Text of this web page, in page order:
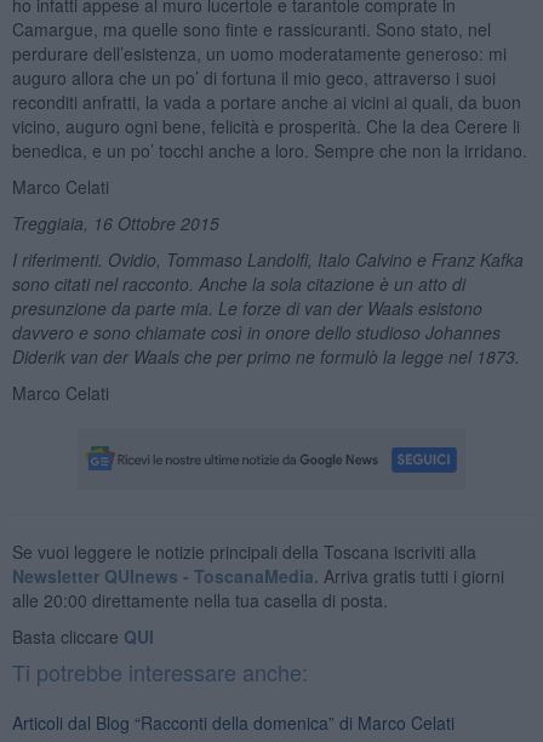
Camargue, ma quelle sono finte e rassicuranti. Sono stato, nel
perdurare dell’esistenza, un uomo moderatamente generoso: mi
auguro allora che un po’ di fortuna il mio geco, attraverso i suoi
reconditi anfratti, la vada a portare anche ai vicini ai quali, da buon
vicino, auguro ogni bene, felicità e prosperità. Che la dea Cerere li
benedica, e un po’ tocchi anche a loro. Sempre che non la irridano.
Marco Celati
Treggiaia, 16 Ottobre 2015
I riferimenti. Ovidio, Tommaso Landolfi, Italo Calvino e Franz Kafka
sono citati nel racconto. Anche la sola citazione è un atto di
presunzione da parte mia. Le forze di van der Waals esistono
davvero e sono chiamate così in onore dello studioso Johannes
Diderik van der Waals che per primo ne formulò la legge nel 1873.
Marco Celati
Se vuoi leggere le notizie principali della Toscana iscriviti alla
Newsletter QUInews - ToscanaMedia. Arriva gratis tutti i giorni
alle 20:00 direttamente nella tua casella di posta.
Basta cliccare QUI
Ti potrebbe interessare anche:
Articoli dal Blog “Racconti della domenica” di Marco Celati